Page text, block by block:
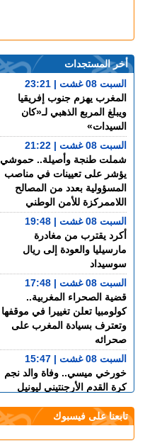
أخر المستجدات
السبت 08 غشت | 23:21
المغرب يهزم جنوب إفريقيا
ويبلغ المربع الذهبي لـ«كان
السيدات»
السبت 08 غشت | 21:22
شملت طنجة وأصيلة.. حموشي
يؤشر على تعيينات في مناصب
المسؤولية بعدد من المصالح
اللاممركزة للأمن الوطني
السبت 08 غشت | 19:48
أكرد يقترب من مغادرة
مارسيليا والعودة إلى ريال
سوسيداد
السبت 08 غشت | 17:48
قضية الصحراء المغربية..
كولومبيا تعلن تغييرا في موقفها
وتعترف بسيادة المغرب على
صحرائه
السبت 08 غشت | 15:47
خورخي ميسي.. وفاة والد نجم
كرة القدم الأرجنتيني ليونيل
السبت 08 غشت | 14:49
تابعنا على فيسبوك